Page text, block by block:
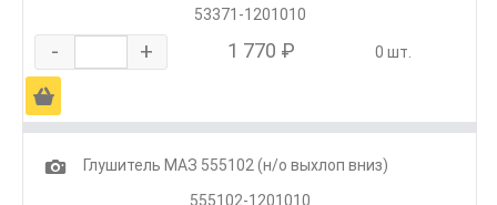
53371-1201010
- + 1 770 ₽ 0 шт.
Ä
1
Глушитель МАЗ 555102 (н/о выхлоп вниз)
555102-1201010